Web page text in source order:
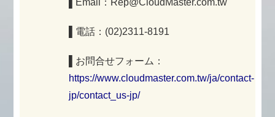
▌Email：Rep@CloudMaster.com.tw
▌電話：(02)2311-8191
▌お問合せフォーム：
https://www.cloudmaster.com.tw/ja/contact-
jp/contact_us-jp/